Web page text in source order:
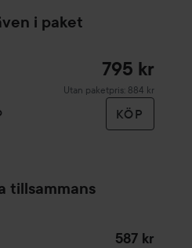
i paket
795 kr
Utan paketpris: 884 kr
KÖP
tillsammans
587 kr